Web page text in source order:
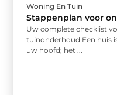
Woning En Tuin
Stappenplan voor
Uw complete checklist
tuinonderhoud Een huis
uw hoofd; het ...